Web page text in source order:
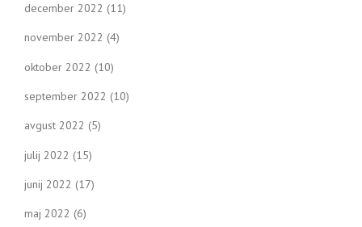
december 2022 (11)
november 2022 (4)
oktober 2022 (10)
september 2022 (10)
avgust 2022 (5)
julij 2022 (15)
junij 2022 (17)
maj 2022 (6)